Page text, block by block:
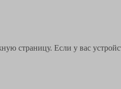
страницу. Если у вас